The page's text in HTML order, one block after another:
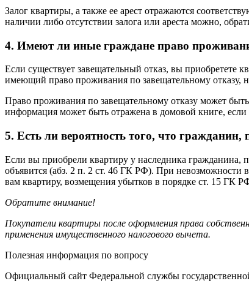
Залог квартиры, а также ее арест отражаются
наличии либо отсутствии залога или ареста можно,
4. Имеют ли иные граждане право
Если существует завещательный отказ, вы
имеющий право проживания по завещательному отказу,
Право проживания по завещательному отказу может
информация может быть отражена в домовой книге,
5. Есть ли вероятность того, что
Если вы приобрели квартиру у наследника
объявится (абз. 2 п. 2 ст. 46 ГК РФ). При невозможности
вам квартиру, возмещения убытков в порядке ст. 15 ГК
Обратите внимание!
Покупатели квартиры после оформления права
применения имущественного налогового вычета.
Полезная информация по вопросу
Официальный сайт Федеральной службы